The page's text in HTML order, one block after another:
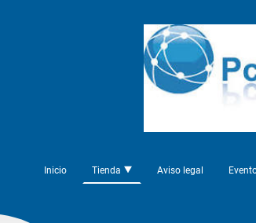
Inicio Tienda Aviso legal